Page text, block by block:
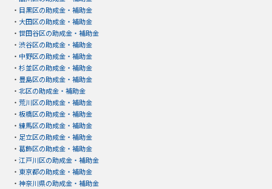
・ 目黒区の助成金・補助金
・ 大田区の助成金・補助金
・ 世田谷区の助成金・補助金
・ 渋谷区の助成金・補助金
・ 中野区の助成金・補助金
・ 杉並区の助成金・補助金
・ 豊島区の助成金・補助金
・ 北区の助成金・補助金
・ 荒川区の助成金・補助金
・ 板橋区の助成金・補助金
・ 練馬区の助成金・補助金
・ 足立区の助成金・補助金
・ 葛飾区の助成金・補助金
・ 江戸川区の助成金・補助金
・ 東京都の助成金・補助金
・ 神奈川県の助成金・補助金